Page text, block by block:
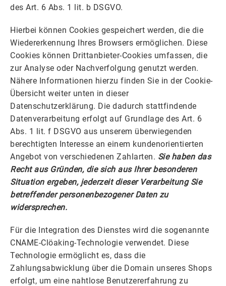
des Art. 6 Abs. 1 lit. b DSGVO.
Hierbei können Cookies gespeichert werden, die die
Wiedererkennung Ihres Browsers ermöglichen. Diese
Cookies können Drittanbieter-Cookies umfassen, die
zur Analyse oder Nachverfolgung genutzt werden.
Nähere Informationen hierzu finden Sie in der Cookie-
Übersicht weiter unten in dieser
Datenschutzerklärung. Die dadurch stattfindende
Datenverarbeitung erfolgt auf Grundlage des Art. 6
Abs. 1 lit. f DSGVO aus unserem überwiegenden
berechtigten Interesse an einem kundenorientierten
Angebot von verschiedenen Zahlarten. Sie haben das
Recht aus Gründen, die sich aus Ihrer besonderen
Situation ergeben, jederzeit dieser Verarbeitung Sie
betreffender personenbezogener Daten zu
widersprechen.
Für die Integration des Dienstes wird die sogenannte
CNAME-Clöaking-Technologie verwendet. Diese
Technologie ermöglicht es, dass die
Zahlungsabwicklung über die Domain unseres Shops
erfolgt, um eine nahtlose Benutzererfahrung zu